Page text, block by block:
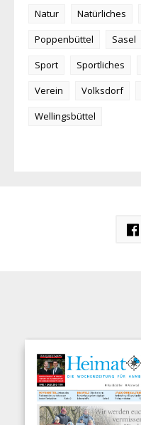
Natur
Natürliches
Poppenbüttel
Sasel
Sport
Sportliches
Verein
Volksdorf
Wellingsbüttel